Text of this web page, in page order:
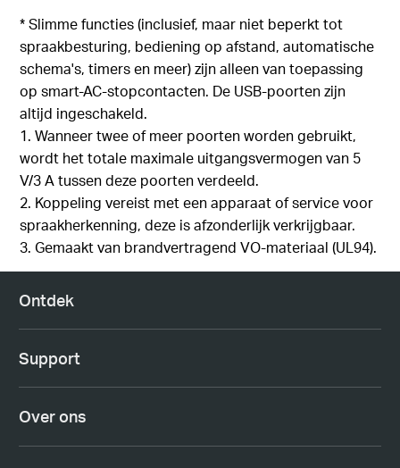
* Slimme functies (inclusief, maar niet beperkt tot
spraakbesturing, bediening op afstand, automatische
schema's, timers en meer) zijn alleen van toepassing
op smart-AC-stopcontacten. De USB-poorten zijn
altijd ingeschakeld.
1. Wanneer twee of meer poorten worden gebruikt,
wordt het totale maximale uitgangsvermogen van 5
V/3 A tussen deze poorten verdeeld.
2. Koppeling vereist met een apparaat of service voor
spraakherkenning, deze is afzonderlijk verkrijgbaar.
3. Gemaakt van brandvertragend VO-materiaal (UL94).
Ontdek
Support
Over ons